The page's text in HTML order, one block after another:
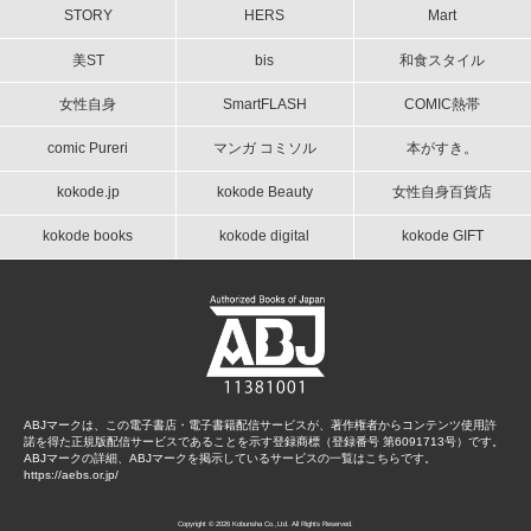
STORY HERS Mart
美ST bis 和食スタイル
女性自身 SmartFLASH COMIC熱帯
comic Pureri マンガ コミソル 本がすき。
kokode.jp kokode Beauty 女性自身百貨店
kokode books kokode digital kokode GIFT
ABJマークは、この電子書店・電子書籍配信サービスが、著作権者からコンテンツ使用許
諾を得た正規版配信サービスであることを示す登録商標（登録番号 第6091713号）です。
ABJマークの詳細、ABJマークを掲示しているサービスの一覧はこちらです。
https://aebs.or.jp/
Copyright © 2026 Kobunsha Co.,Ltd. All Rights Reserved.